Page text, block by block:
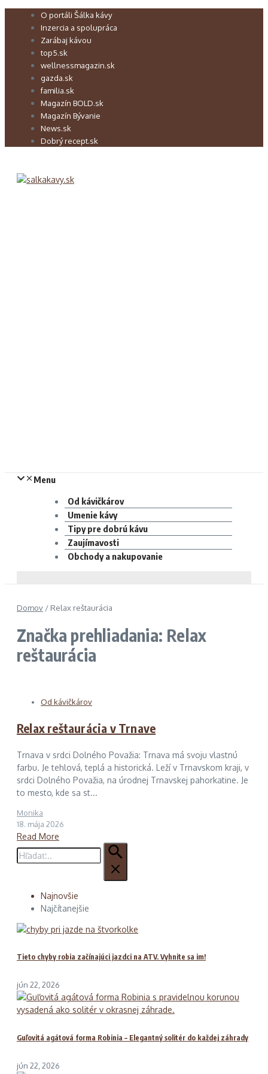
Preskočiť O portáli Šálka kávy
Inzercia a spolupráca
Zarábaj kávou
top5.sk
wellnessmagazin.sk
gazda.sk
familia.sk
Magazín BOLD.sk
Magazín Bývanie
News.sk
Dobrý recept.sk
Menu
Od kávičkárov
Umenie kávy
Tipy pre dobrú kávu
Zaujímavosti
Obchody a nakupovanie
Domov / Relax reštaurácia
Značka prehliadania: Relax
reštaurácia
Od kávičkárov
Relax reštaurácia v Trnave
Trnava v srdci Dolného Považia: Trnava má svoju vlastnú
farbu. Je tehlová, teplá a historická. Leží v Trnavskom kraji, v
srdci Dolného Považia, na úrodnej Trnavskej pahorkatine. Je
to mesto, kde sa st...
Monika
18. mája 2026
Read More
Hľadať:
Najnovšie
Najčítanejšie
Tieto chyby robia začínajúci jazdci na ATV. Vyhnite sa im!
jún 22, 2026
Guľovitá agátová forma Robinia – Elegantný solitér do každej záhrady
jún 22, 2026